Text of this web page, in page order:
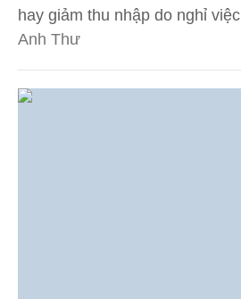
hay giảm thu nhập do nghỉ
Anh Thư